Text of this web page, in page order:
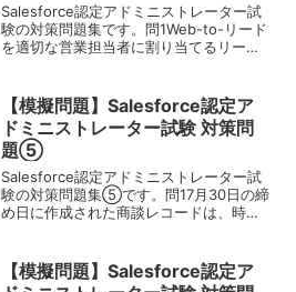
Salesforce認定アドミニストレーター試
験の対策問題集です。問1Web-to-リード
を適切な営業担当者に割り当てるリード
リードに所有者を割り当てるようにする
には...
【模擬問題】Salesforce認定ア
ドミニストレーター試験 対策問
題⑤
Salesforce認定アドミニストレーター試
験の対策問題集⑤です。問17月30日の締
め日に作成された商談レコードは、時間
23日に予定されています。その商談が7
月23日...
【模擬問題】Salesforce認定ア